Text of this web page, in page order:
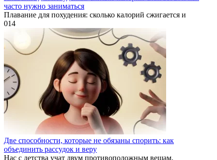
часто нужно заниматься
Плавание для похудения: сколько калорий сжигается и
014
Две способности, которые не обязаны спорить: как
объединить рассудок и веру
Нас с детства учат двум противоположным вещам.